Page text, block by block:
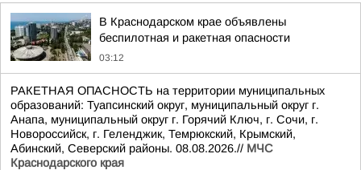
В Краснодарском крае объявлены
беспилотная и ракетная опасности
03:12
РАКЕТНАЯ ОПАСНОСТЬ на территории муниципальных
образований: Туапсинский округ, муниципальный округ г.
Анапа, муниципальный округ г. Горячий Ключ, г. Сочи, г.
Новороссийск, г. Геленджик, Темрюкский, Крымский,
Абинский, Северский районы. 08.08.2026.// МЧС
Краснодарского края